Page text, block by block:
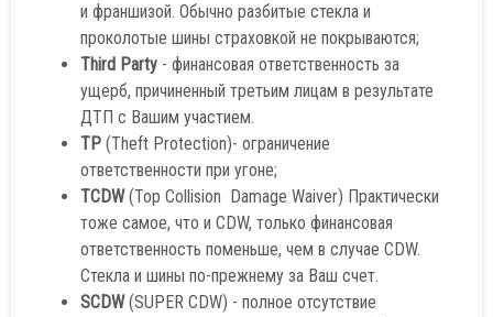
и франшизой. Обычно разбитые стекла и
проколотые шины страховкой не покрываются;
Third Party - финансовая ответственность за
ущерб, причиненный третьим лицам в результате
ДТП с Вашим участием.
TP (Theft Protection)- ограничение
ответственности при угоне;
TCDW(Top Collision Damage Waiver) Практически
тоже самое, что и CDW, только финансовая
ответственность поменьше, чем в случае CDW.
Стекла и шины по-прежнему за Ваш счет.
SCDW(SUPER CDW) - полное отсутствие